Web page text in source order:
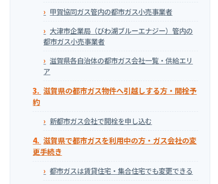
甲賀協同ガス管内の都市ガス小売事業者
大津市企業局（びわ湖ブルーエナジー）管内の
都市ガス小売事業者
滋賀県各自治体の都市ガス会社一覧・供給エリ
ア
滋賀県の都市ガス物件へ引越しする方・開栓予
約
新都市ガス会社で開栓を申し込む
滋賀県で都市ガスを利用中の方・ガス会社の変
更手続き
都市ガスは賃貸住宅・集合住宅でも変更できる